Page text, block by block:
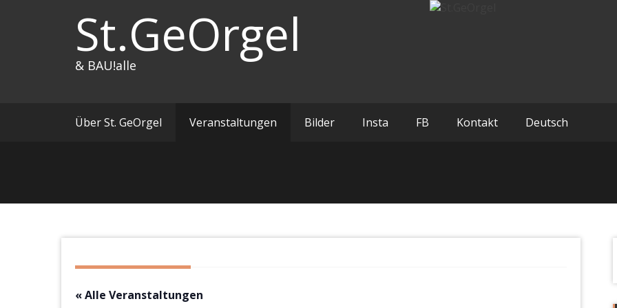
St.GeOrgel
& BAU!alle
Über St. GeOrgel Veranstaltungen Bilder Insta FB Kontakt Deutsch
« Alle Veranstaltungen